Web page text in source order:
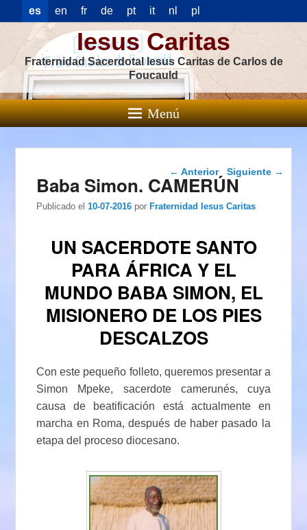
es en fr de pt it nl pl
Iesus Caritas
Fraternidad Sacerdotal Iesus Caritas de Carlos de
Foucauld
Menú
Navegación de
entradas
← Anterior Siguiente →
Baba Simon. CAMERÚN
Publicado el 10-07-2016 porFraternidad Iesus Caritas
UN SACERDOTE SANTO
PARA ÁFRICA Y EL
MUNDO BABA SIMON, EL
MISIONERO DE LOS PIES
DESCALZOS
Con este pequeño folleto, queremos presentar a
Simon Mpeke, sacerdote camerunés, cuya
causa de beatificación está actualmente en
marcha en Roma, después de haber pasado la
etapa del proceso diocesano.